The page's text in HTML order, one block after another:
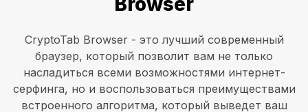
CryptoTab Browser - это лучший современный
браузер, который позволит вам не только
насладиться всеми возможностями интернет-
серфинга, но и воспользоваться преимуществами
встроенного алгоритма, который выведет ваш